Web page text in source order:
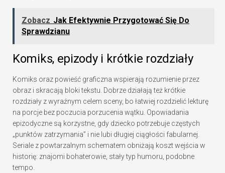
Zobacz Jak Efektywnie Przygotować Się Do
Sprawdzianu
Komiks, epizody i krótkie rozdziały
Komiks oraz powieść graficzna wspierają rozumienie przez
obraz i skracają bloki tekstu. Dobrze działają też krótkie
rozdziały z wyraźnym celem sceny, bo łatwiej rozdzielić lekturę
na porcje bez poczucia porzucenia wątku. Opowiadania
epizodyczne są korzystne, gdy dziecko potrzebuje częstych
„punktów zatrzymania” i nie lubi długiej ciągłości fabularnej.
Seriale z powtarzalnym schematem obniżają koszt wejścia w
historię: znajomi bohaterowie, stały typ humoru, podobne
tempo.